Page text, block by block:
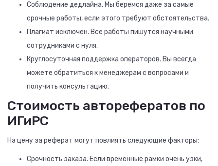
Соблюдение дедлайна. Мы беремся даже за самые
срочные работы, если этого требуют обстоятельства.
Плагиат исключен. Все работы пишутся научными
сотрудниками с нуля.
Круглосуточная поддержка операторов. Вы всегда
можете обратиться к менеджерам с вопросами и
получить консультацию.
Стоимость авторефератов по
ИГиРС
На цену за реферат могут повлиять следующие факторы:
Срочность заказа. Если временные рамки очень узки,